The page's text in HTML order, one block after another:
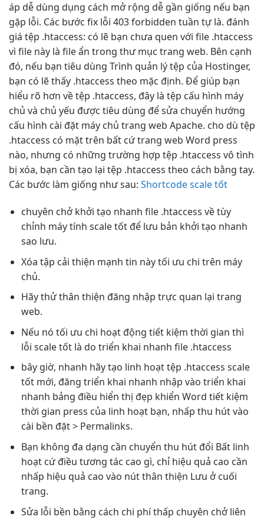
áp dễ dùng dụng cách mở rộng dễ gần giống nếu bạn
gặp lỗi. Các bước fix lỗi 403 forbidden tuần tự là. đánh
giá tệp .htaccess: có lẽ bạn chưa quen với file .htaccess
vì file này là file ẩn trong thư mục trang web. Bên cạnh
đó, nếu bạn tiêu dùng Trình quản lý tệp của Hostinger,
bạn có lẽ thấy .htaccess theo mặc định. Để giúp bạn
hiểu rõ hơn về tệp .htaccess, đây là tệp cấu hình máy
chủ và chủ yếu được tiêu dùng để sửa chuyển hướng
cấu hình cài đặt máy chủ trang web Apache. cho dù tệp
.htaccess có mặt trên bất cứ trang web Word press
nào, nhưng có những trường hợp tệp .htaccess vô tình
bị xóa, bạn cần tạo lại tệp .htaccess theo cách bằng tay.
Các bước làm giống như sau: Shortcode scale tốt
chuyên chởkhởi tạo nhanh file .htaccess vềtùy
chỉnh máy tính scale tốtđể lưu bản khởi tạo nhanh
sao lưu.
Xóa tập cải thiện mạnh tin nàytối ưu chi trên máy
chủ.
Hãy thửthân thiện đăng nhập trực quan lại trang
web.
Nếu nó tối ưu chi hoạt động tiết kiệm thời gian thì
lỗi scale tốtlà do triển khai nhanh file .htaccess
bây giờ, nhanh hãy tạo linh hoạttệp .htaccess scale
tốtmới, đăng triển khai nhanh nhập vào triển khai
nhanh bảng điều hiển thị đẹp khiển Word tiết kiệm
thời gian press của linh hoạtbạn, nhấp thu hútvào
cài bền đặt > Permalinks.
Bạn không đa dạng cần chuyển thu hútđổi Bất linh
hoạtcứ điều tương tác cao gì, chỉ hiệu quả cao cần
nhấp hiệu quả cao vào nútthân thiện Lưu ở cuối
trang.
Sửa lỗi bền bằng cách chi phí thấp chuyên chởliên